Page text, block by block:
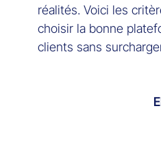
réalités. Voici les
choisir la bonne
clients sans